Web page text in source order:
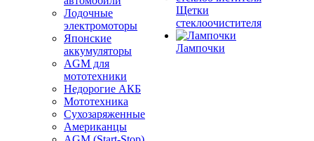
Лодочные
электромоторы
Японские
аккумуляторы
AGM для
мототехники
Недорогие АКБ
Мототехника
Сухозаряженные
Американцы
Щетки
стеклоочистителя
Лампочки